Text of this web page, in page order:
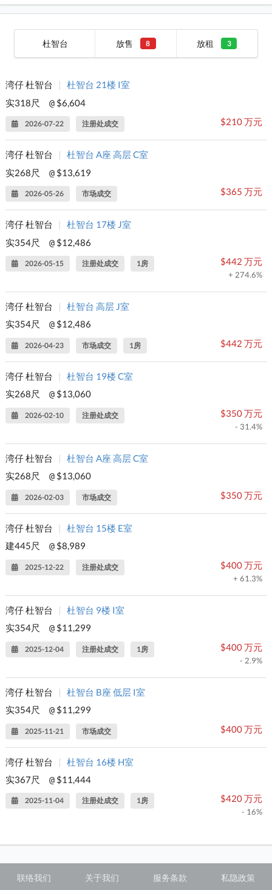
杜智台 放售 8 放租 3
湾仔 杜智台
杜智台 21楼 I室
实318尺
@ $6,604
2026-07-22 注册处成交 $210 万元
湾仔 杜智台
杜智台 A座 高层 C室
实268尺
@ $13,619
2026-05-26 市场成交 $365 万元
湾仔 杜智台 |
杜智台 17楼 J室
实354尺
@ $12,486
2026-05-15 注册处成交 1房 $442 万元
+ 274.6%
湾仔 杜智台 |
杜智台 高层 J室
实354尺
@ $12,486
2026-04-23 市场成交 1房 $442 万元
湾仔 杜智台 |
杜智台 19楼 C室
实268尺
@ $13,060
2026-02-10 注册处成交 $350 万元
- 31.4%
湾仔 杜智台 |
杜智台 A座 高层 C室
实268尺
@ $13,060
2026-02-03 市场成交 $350 万元
湾仔 杜智台 |
杜智台 15楼 E室
建445尺
@ $8,989
2025-12-22 注册处成交 $400 万元
+ 61.3%
湾仔 杜智台 |
杜智台 9楼 I室
实354尺
@ $11,299
2025-12-04 注册处成交 1房 $400 万元
- 2.9%
湾仔 杜智台 |
杜智台 B座 低层 I室
实354尺
@ $11,299
2025-11-21 市场成交 $400 万元
湾仔 杜智台 |
杜智台 16楼 H室
实367尺
@ $11,444
2025-11-04 注册处成交 1房 $420 万元
- 16%
联络我们 关于我们 服务条款 私隐政策